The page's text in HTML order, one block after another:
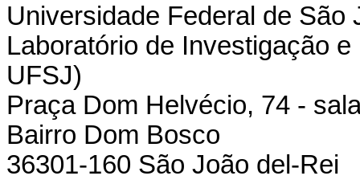
Universidade Federal de São
Laboratório de Investigação
UFSJ)
Praça Dom Helvécio, 74 -
Bairro Dom Bosco
36301-160 São João del-Rei